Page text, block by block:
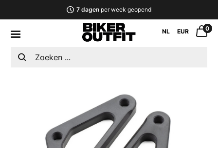
7 dagenper week geopend
NL EUR 0